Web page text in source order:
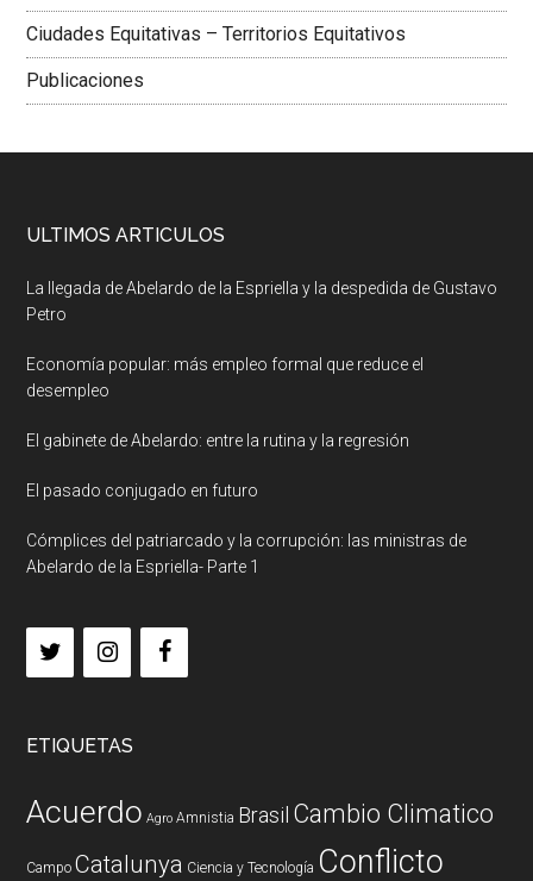
Ciudades Equitativas – Territorios Equitativos
Publicaciones
ULTIMOS ARTICULOS
La llegada de Abelardo de la Espriella y la despedida de Gustavo
Petro
Economía popular: más empleo formal que reduce el
desempleo
El gabinete de Abelardo: entre la rutina y la regresión
El pasado conjugado en futuro
Cómplices del patriarcado y la corrupción: las ministras de
Abelardo de la Espriella- Parte 1
ETIQUETAS
Acuerdo Agro Amnistia Brasil Cambio Climatico
Campo Catalunya Ciencia y Tecnología Conflicto